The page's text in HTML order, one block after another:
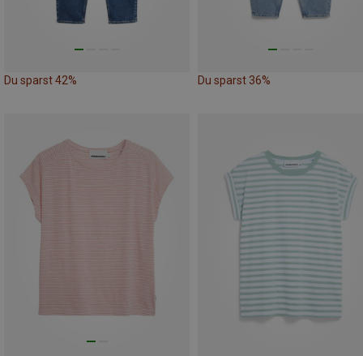
Du sparst 42% Du sparst 36%